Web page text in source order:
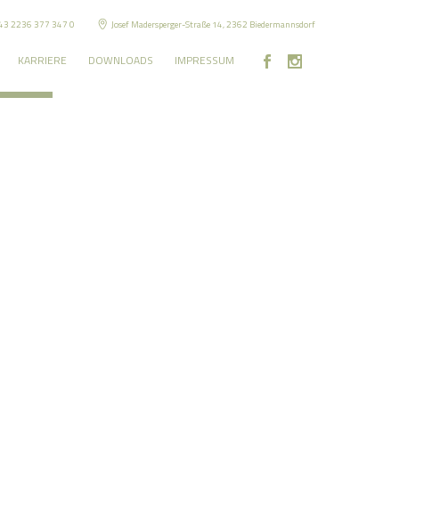
2236 377 347 0 Josef Madersperger-Straße 14, 2362 Biedermannsdorf
KARRIERE DOWNLOADS
IMPRESSUM